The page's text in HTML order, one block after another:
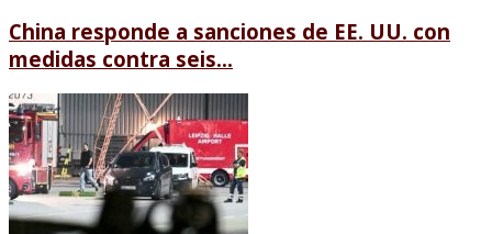
China responde a sanciones de EE. UU. con
medidas contra seis...